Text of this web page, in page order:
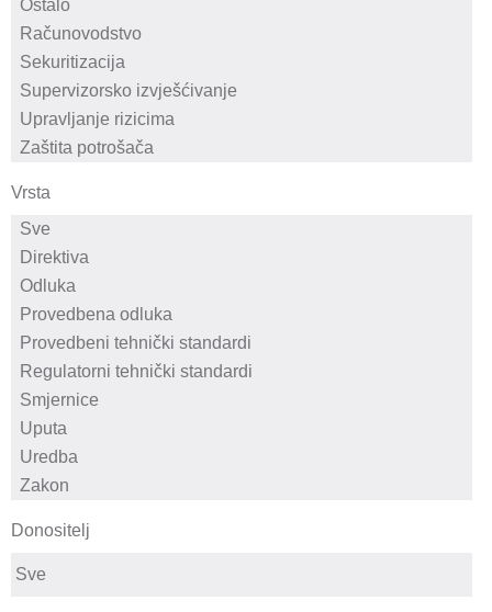
Vrsta
Donositelj